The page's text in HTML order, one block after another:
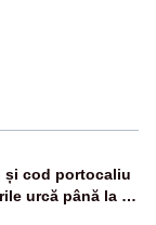
și cod portocaliu
urcă până la 38
tropicale